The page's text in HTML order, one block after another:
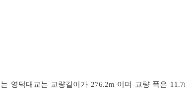
영덕대교는 교량길이가 276.2m 이며 교량 폭은